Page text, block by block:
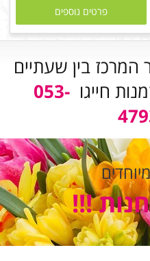
פרטים נוספים
המרכז בין שעתיים
חייגו053-
!!!